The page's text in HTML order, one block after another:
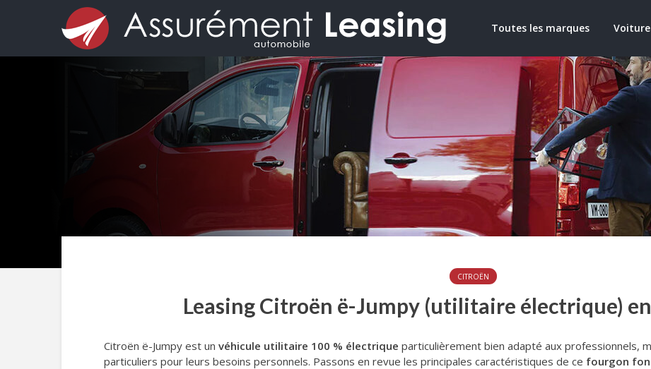
Toutes les marques
CITROËN
Leasing Citroën ë-Jumpy (utilitaire électrique) en
Citroën ë-Jumpy est un véhicule utilitaire 100 % électrique particulièrement bien adapté aux professionnels,
particuliers pour leurs besoins personnels. Passons en revue les principales caractéristiques de ce fourgon